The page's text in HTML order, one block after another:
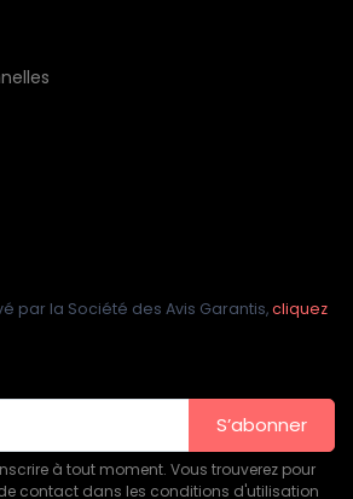
par la Société des Avis Garantis,cliquez
S’abonner
à tout moment. Vous trouverez pour
contact dans les conditions d'utilisation